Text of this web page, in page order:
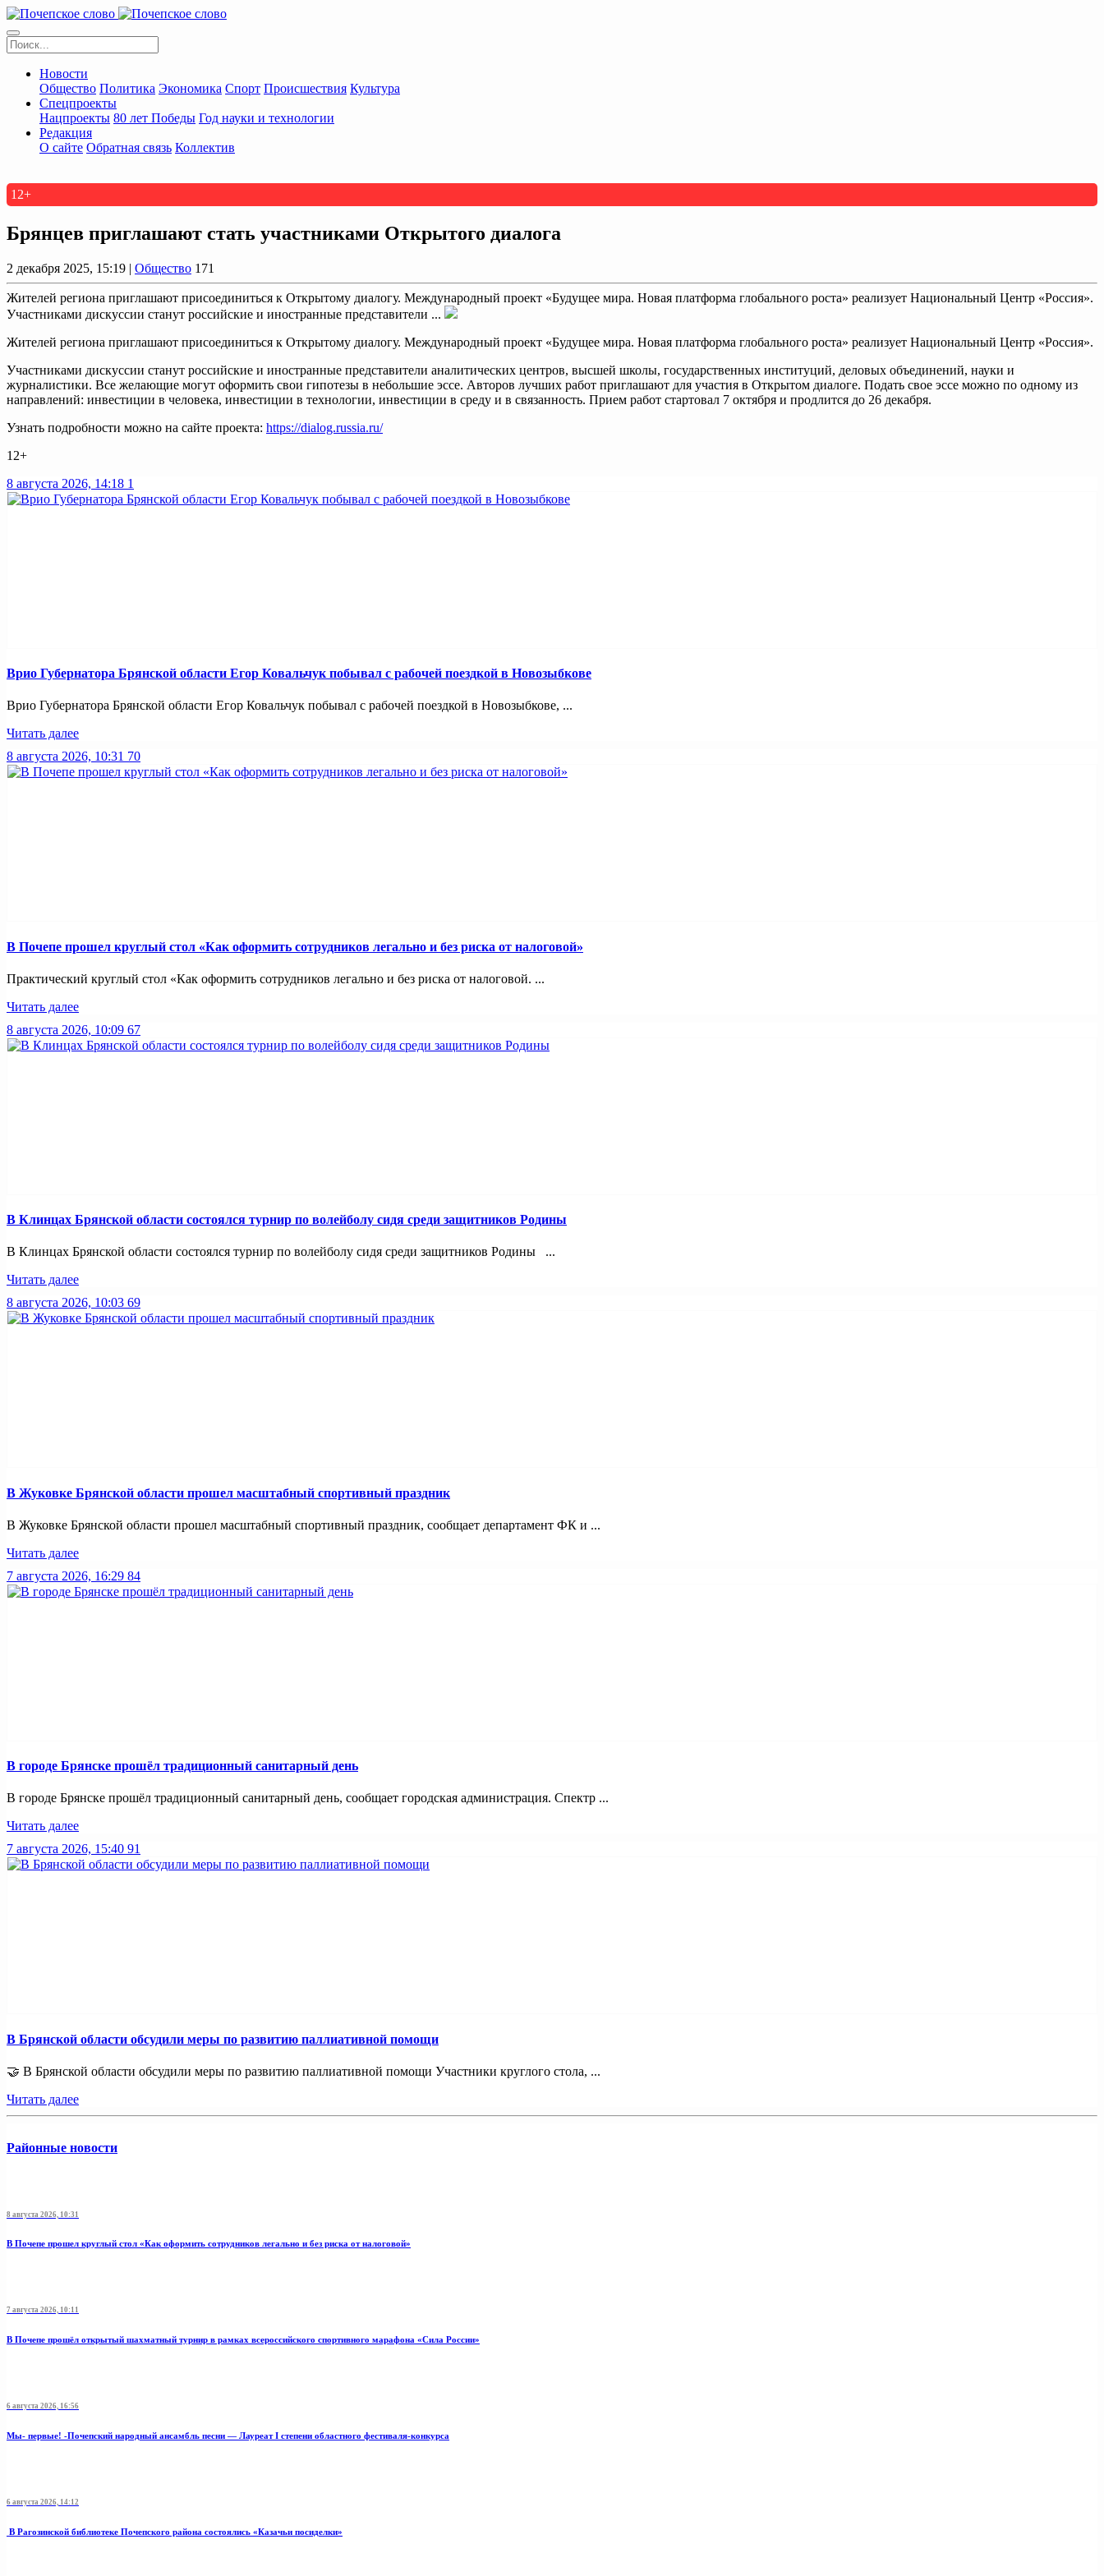
Новости
Общество Политика Экономика Спорт Происшествия Культура
Спецпроекты
Нацпроекты 80 лет Победы Год науки и технологии
Редакция
О сайте Обратная связь Коллектив
12+
Брянцев приглашают стать участниками Открытого диалога
2 декабря 2025, 15:19 | Общество 171
Жителей региона приглашают присоединиться к Открытому диалогу. Международный проект «Будущее мира. Новая платформа глобального роста» реализует Национальный Центр «Россия».
Участниками дискуссии станут российские и иностранные представители ...
Жителей региона приглашают присоединиться к Открытому диалогу. Международный проект «Будущее мира. Новая платформа глобального роста» реализует Национальный Центр «Россия».
Участниками дискуссии станут российские и иностранные представители аналитических центров, высшей школы, государственных институций, деловых объединений, науки и
журналистики. Все желающие могут оформить свои гипотезы в небольшие эссе. Авторов лучших работ приглашают для участия в Открытом диалоге. Подать свое эссе можно по одному из
направлений: инвестиции в человека, инвестиции в технологии, инвестиции в среду и в связанность. Прием работ стартовал 7 октября и продлится до 26 декабря.
Узнать подробности можно на сайте проекта: https://dialog.russia.ru/
12+
8 августа 2026, 14:18 1
Врио Губернатора Брянской области Егор Ковальчук побывал с рабочей поездкой в Новозыбкове
Врио Губернатора Брянской области Егор Ковальчук побывал с рабочей поездкой в Новозыбкове, ...
Читать далее
8 августа 2026, 10:31 70
В Почепе прошел круглый стол «Как оформить сотрудников легально и без риска от налоговой»
Практический круглый стол «Как оформить сотрудников легально и без риска от налоговой. ...
Читать далее
8 августа 2026, 10:09 67
В Клинцах Брянской области состоялся турнир по волейболу сидя среди защитников Родины
В Клинцах Брянской области состоялся турнир по волейболу сидя среди защитников Родины ...
Читать далее
8 августа 2026, 10:03 69
В Жуковке Брянской области прошел масштабный спортивный праздник
В Жуковке Брянской области прошел масштабный спортивный праздник, сообщает департамент ФК и ...
Читать далее
7 августа 2026, 16:29 84
В городе Брянске прошёл традиционный санитарный день
В городе Брянске прошёл традиционный санитарный день, сообщает городская администрация. Спектр ...
Читать далее
7 августа 2026, 15:40 91
В Брянской области обсудили меры по развитию паллиативной помощи
🤝 В Брянской области обсудили меры по развитию паллиативной помощи Участники круглого стола, ...
Читать далее
Районные новости
8 августа 2026, 10:31
В Почепе прошел круглый стол «Как оформить сотрудников легально и без риска от налоговой»
7 августа 2026, 10:11
В Почепе прошёл открытый шахматный турнир в рамках всероссийского спортивного марафона «Сила России»
6 августа 2026, 16:56
Мы- первые! -Почепский народный ансамбль песни — Лауреат I степени областного фестиваля-конкурса
6 августа 2026, 14:12
В Рагозинской библиотеке Почепского района состоялись «Казачьи посиделки»